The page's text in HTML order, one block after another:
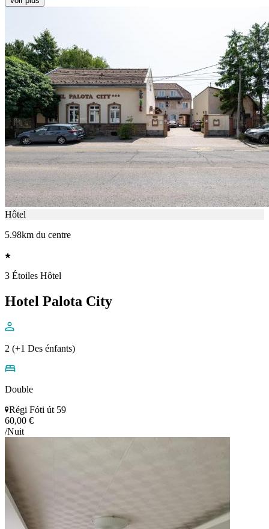
Hôtel
5.98km du centre
3 Étoiles Hôtel
Hotel Palota City
2 (+1 Des énfants)
Double
Régi Fóti út 59
60,00 €
/Nuit